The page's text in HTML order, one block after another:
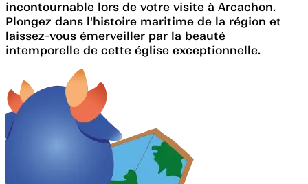
incontournable lors de votre visite à Arcachon.
Plongez dans l'histoire maritime de la région et
laissez-vous émerveiller par la beauté
intemporelle de cette église exceptionnelle.